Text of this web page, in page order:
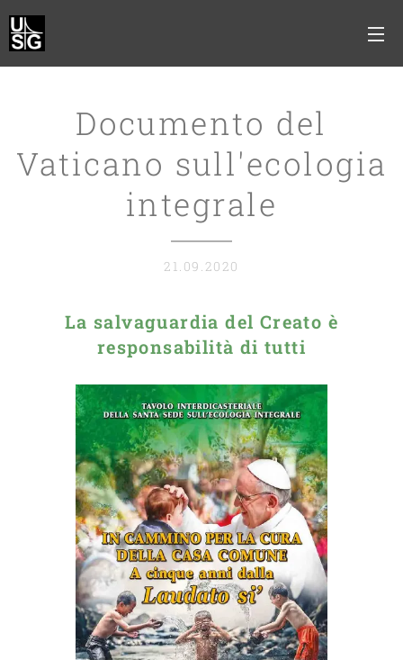
Documento del
Vaticano sull'ecologia
integrale
21.09.2020
La salvaguardia del Creato è
responsabilità di tutti